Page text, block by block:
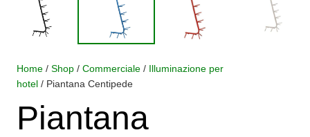
Home / Shop / Commerciale / Illuminazione per
hotel / Piantana Centipede
Piantana